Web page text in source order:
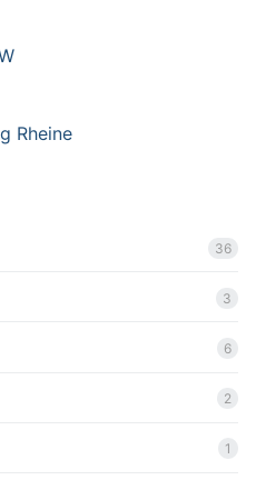
Rheine
36
3
6
2
1